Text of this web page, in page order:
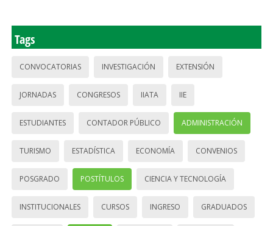
Tags
CONVOCATORIAS INVESTIGACIÓN EXTENSIÓN
JORNADAS CONGRESOS IIATA IIE
ESTUDIANTES CONTADOR PÚBLICO ADMINISTRACIÓN
TURISMO ESTADÍSTICA ECONOMÍA CONVENIOS
POSGRADO POSTÍTULOS CIENCIA Y TECNOLOGÍA
INSTITUCIONALES CURSOS INGRESO GRADUADOS